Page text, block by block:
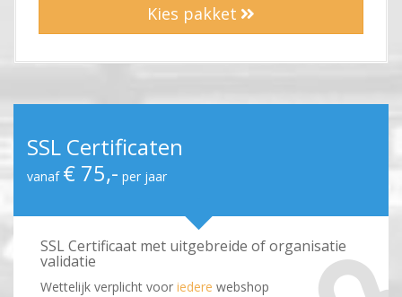
Kies pakket
SSL Certificaten
vanaf € 75,- per jaar
SSL Certificaat met uitgebreide of organisatie
validatie
Wettelijk verplicht voor iedere webshop